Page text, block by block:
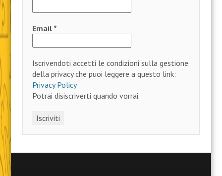
Email *
Iscrivendoti accetti le condizioni sulla gestione
della privacy che puoi leggere a questo link:
Privacy Policy
Potrai disiscriverti quando vorrai.